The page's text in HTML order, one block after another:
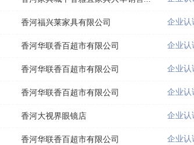
香河福兴莱家具有限公司 企业认
香河华联香百超市有限公司 企业认
香河华联香百超市有限公司 企业认
香河华联香百超市有限公司 企业认
香河大视界眼镜店 企业认
香河华联香百超市有限公司 企业认